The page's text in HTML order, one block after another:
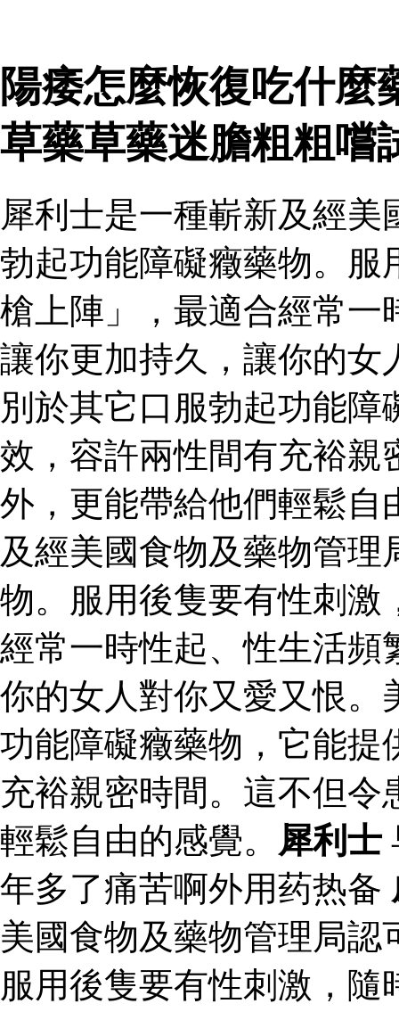
陽痿怎麼恢復吃什麼
草藥草藥迷膽粗粗嚐
犀利士是一種嶄新及經
勃起功能障礙癥藥物。服
槍上陣」，最適合經常一
讓你更加持久，讓你的女
別於其它口服勃起功能
效，容許兩性間有充裕親
外，更能帶給他們輕鬆自
及經美國食物及藥物管
物。服用後隻要有性刺激
經常一時性起、性生活頻
你的女人對你又愛又恨。
功能障礙癥藥物，它能提
充裕親密時間。這不但
輕鬆自由的感覺。 犀利士
年多了痛苦啊外用药热备
美國食物及藥物管理局
服用後隻要有性刺激，